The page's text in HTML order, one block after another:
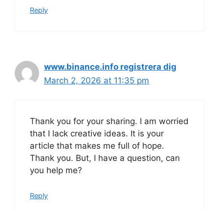
Reply
www.binance.info registrera dig
March 2, 2026 at 11:35 pm
Thank you for your sharing. I am worried
that I lack creative ideas. It is your
article that makes me full of hope.
Thank you. But, I have a question, can
you help me?
Reply